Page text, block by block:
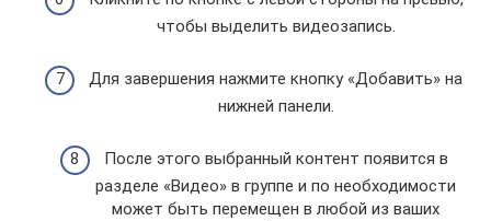
чтобы выделить видеозапись.
Для завершения нажмите кнопку «Добавить» на
нижней панели.
После этого выбранный контент появится в
разделе «Видео» в группе и по необходимости
может быть перемещен в любой из ваших